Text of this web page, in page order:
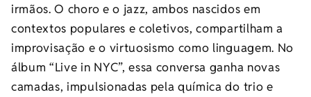
irmãos. O choro e o jazz, ambos nascidos em
contextos populares e coletivos, compartilham a
improvisação e o virtuosismo como linguagem. No
álbum “Live in NYC”, essa conversa ganha novas
camadas, impulsionadas pela química do trio e